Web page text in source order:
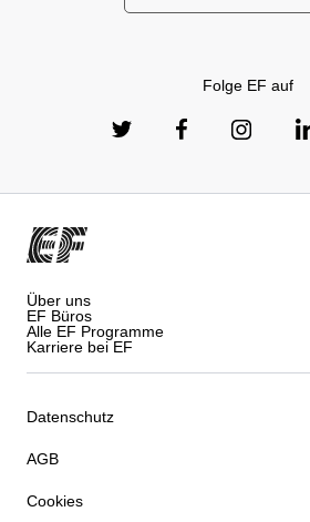
Folge EF auf
Über uns
EF Büros
Alle EF Programme
Karriere bei EF
Datenschutz
AGB
Cookies